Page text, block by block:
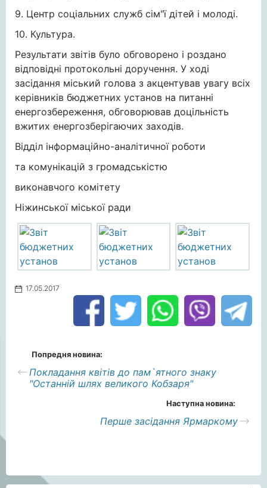
9. Центр соціальних служб сім"ї дітей і молоді.
10. Культура.
Результати звітів було обговорено і роздано
відповідні протокольні доручення. У ході
засідання міський голова з акцентував увагу всіх
керівників бюджетних установ на питанні
енергозбереження, обговорював доцільність
вжитих енергозберігаючих заходів.
Відділ інформаційно-аналітичної роботи
та комунікацій з громадськістю
виконавчого комітету
Ніжинської міської ради
17.05.2017
Попредня новина:
Покладання квітів до пам`ятного знаку
"Останній шлях великого Кобзаря"
Наступна новина:
Перше засідання Ярмаркому